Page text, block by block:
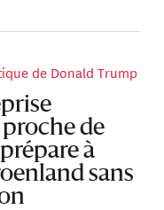
de Donald Trump
de
à
sans